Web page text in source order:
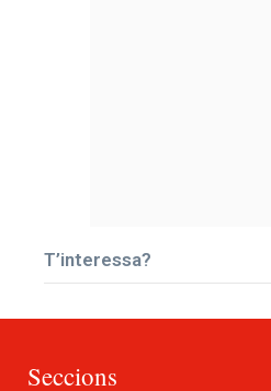
T’interessa?
Seccions